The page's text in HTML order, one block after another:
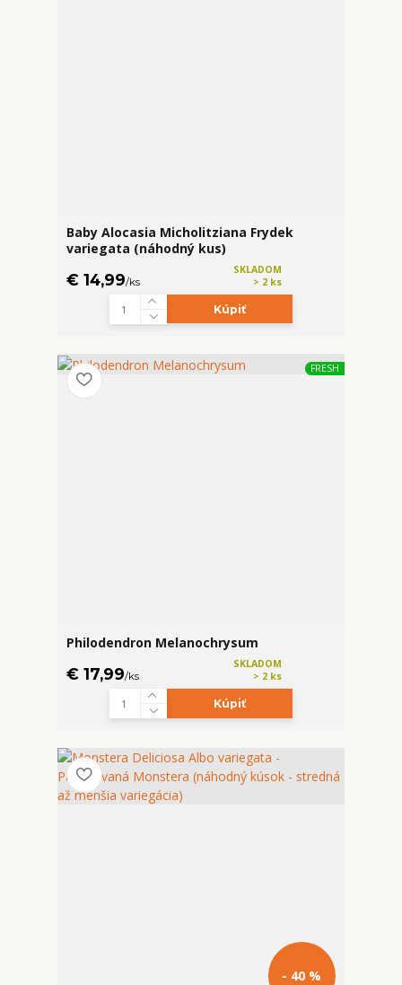
Baby Alocasia Micholitziana Frydek
variegata (náhodný kus)
€ 14,99/ks
SKLADOM
> 2 ks
Kúpiť
FRESH
Philodendron Melanochrysum
€ 17,99/ks
SKLADOM
> 2 ks
Kúpiť
- 40 %